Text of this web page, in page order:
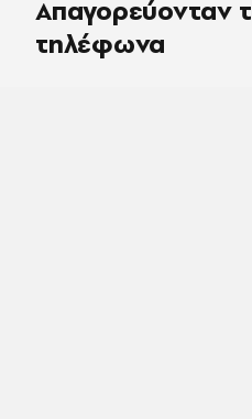
Απαγορεύονταν
τηλέφωνα